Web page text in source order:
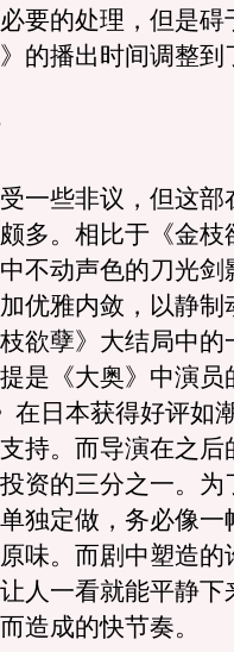
要的处理，但是碍
的播出时间调整到
些非议，但这部
多。相比于《金枝
不动声色的刀光剑
优雅内敛，以静制
欲孽》大结局中的
是《大奥》中演员
在日本获得好评如
持。而导演在之后
资的三分之一。为
独定做，务必像一
味。而剧中塑造的
人一看就能平静下
造成的快节奏。